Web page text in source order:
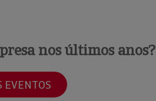
nos últimos anos?
EVENTOS